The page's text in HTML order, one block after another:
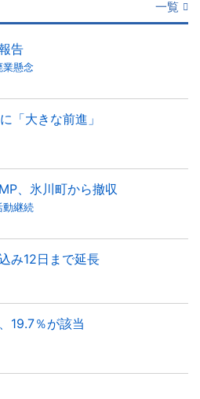
一覧
告
業懸念
「大きな前進」
、氷川町から撤収
動継続
み12日まで延長
19.7％が該当